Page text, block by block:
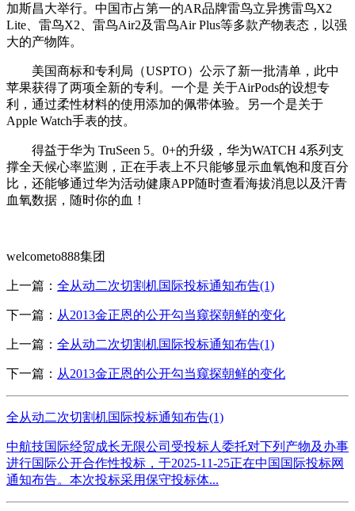
加斯昌大举行。中国市占第一的AR品牌雷鸟立异携雷鸟X2
Lite、雷鸟X2、雷鸟Air2及雷鸟Air Plus等多款产物表态，以强
大的产物阵。
美国商标和专利局（USPTO）公示了新一批清单，此中
苹果获得了两项全新的专利。一个是 关于AirPods的设想专
利，通过柔性材料的使用添加的佩带体验。另一个是关于
Apple Watch手表的技。
得益于华为 TruSeen 5。0+的升级，华为WATCH 4系列支
撑全天候心率监测，正在手表上不只能够显示血氧饱和度百分
比，还能够通过华为活动健康APP随时查看海拔消息以及汗青
血氧数据，随时你的血！
welcometo888集团
上一篇： 全从动二次切割机国际投标通知布告(1)
下一篇： 从2013金正恩的公开勾当窥探朝鲜的变化
上一篇： 全从动二次切割机国际投标通知布告(1)
下一篇： 从2013金正恩的公开勾当窥探朝鲜的变化
全从动二次切割机国际投标通知布告(1)
中航技国际经贸成长无限公司受投标人委托对下列产物及办事
进行国际公开合作性投标，于2025-11-25正在中国国际投标网
通知布告。本次投标采用保守投标体...